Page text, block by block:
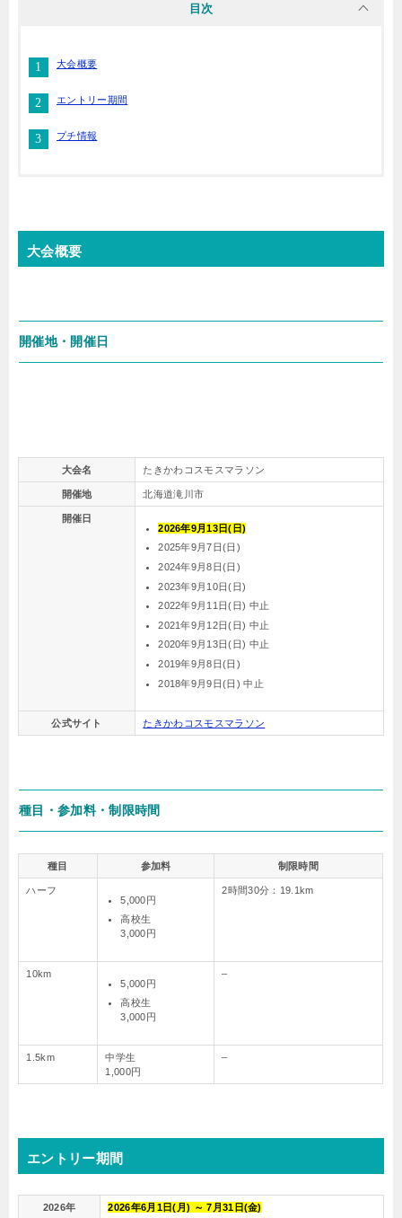
目次
大会概要
エントリー期間
プチ情報
大会概要
開催地・開催日
大会名 たきかわコスモスマラソン
開催地 北海道滝川市
開催日
2026年9月13日(日)
2025年9月7日(日)
2024年9月8日(日)
2023年9月10日(日)
2022年9月11日(日) 中止
2021年9月12日(日) 中止
2020年9月13日(日) 中止
2019年9月8日(日)
2018年9月9日(日) 中止
公式サイト たきかわコスモスマラソン
種目・参加料・制限時間
種目 参加料 制限時間
ハーフ
5,000円
高校生
3,000円
2時間30分：19.1km
10km
5,000円
高校生
3,000円
–
1.5km
中学生
1,000円
–
エントリー期間
2026年 2026年6月 1日(月) ～7 月31 日(金)